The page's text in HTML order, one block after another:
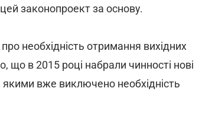
законопроект за основу.
необхідність отримання вихідних
що в 2015 році набрали чинності нові
вже виключено необхідність